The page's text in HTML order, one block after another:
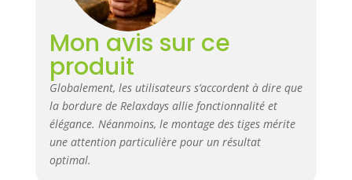
Mon avis sur ce
produit
Globalement, les utilisateurs s’accordent à dire que
la bordure de Relaxdays allie fonctionnalité et
élégance. Néanmoins, le montage des tiges mérite
une attention particulière pour un résultat
optimal.